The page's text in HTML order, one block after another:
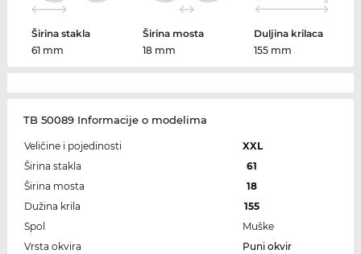
Širina stakla
61 mm
Širina mosta
18 mm
Duljina krilaca
155 mm
TB 50089 Informacije o modelima
Veličine i pojedinosti
XXL
Širina stakla
61
Širina mosta
18
Dužina krila
155
Spol
Muške
Vrsta okvira
Puni okvir